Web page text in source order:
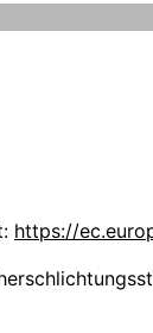
https://